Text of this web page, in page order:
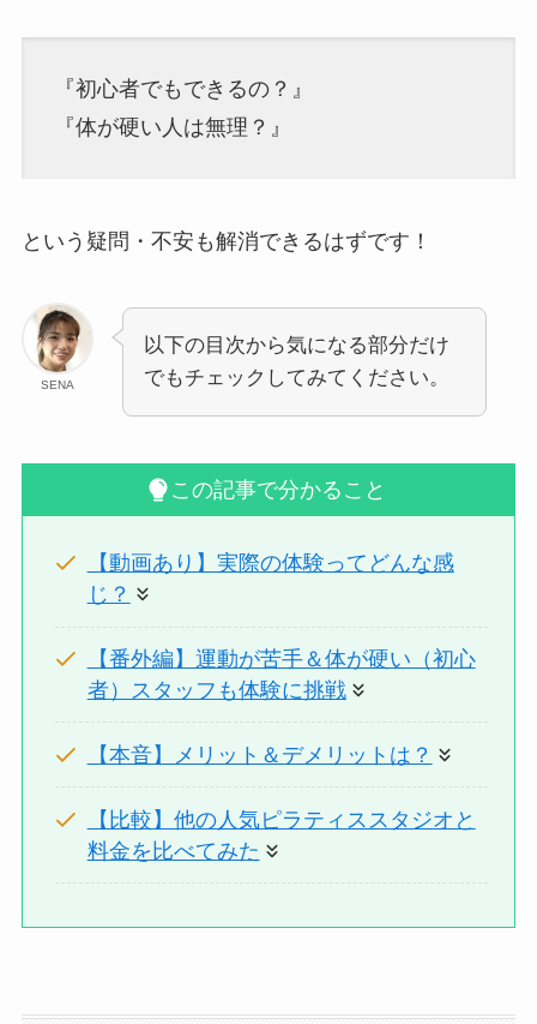
『初心者でもできるの？』
『体が硬い人は無理？』
という疑問・不安も解消できるはずです！
SENA
以下の目次から気になる部分だけ
でもチェックしてみてください。
この記事で分かること
【動画あり】実際の体験ってどんな感
じ？
【番外編】運動が苦手＆体が硬い（初心
者）スタッフも体験に挑戦
【本音】メリット＆デメリットは？
【比較】他の人気ピラティススタジオと
料金を比べてみた